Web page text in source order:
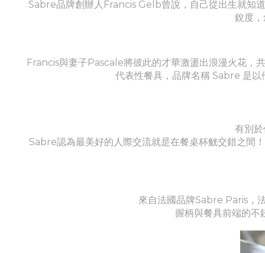
Sabre品牌創辦人Francis Gelb曾說，自己從出生就知
銳度
Francis與妻子Pascale將彼此的才華激盪出浪漫火花，
代表性餐具，品牌名稱 Sabre 是
有別
Sabre認為最美好的人際交流就是在餐桌杯觥交錯之間
來自法國品牌Sabre Paris，
握柄與餐具前端的不